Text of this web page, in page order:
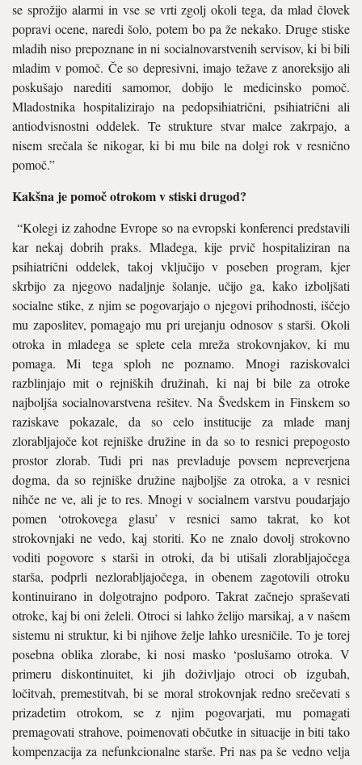
se sprožijo alarmi in vse se vrti zgolj okoli tega, da mlad človek
popra­vi ocene, naredi šolo, potem bo pa že nekako. Druge stiske
mladih niso prepoznane in ni socialnovarstvenih servisov, ki bi bili
mladim v pomoč. Če so depresivni, imajo težave z anoreksijo ali
poskušajo narediti samomor, dobijo le me­dicinsko pomoč.
Mladostnika ho­spitalizirajo na pedopsihiatrični, psihiatrični ali
antiodvisnostni od­delek. Te strukture stvar malce za­krpajo, a
nisem srečala še nikogar, ki bi mu bile na dolgi rok v resnič­no
pomoč.”
Kakšna je pomoč otrokom v stiski drugod?
“Kolegi iz zahodne Evrope so na evropski konferenci predstavili
kar nekaj dobrih praks. Mladega, kije prvič hospitaliziran na
psihiatrični oddelek, takoj vključijo v poseben program, kjer
skrbijo za njegovo nadaljnje šolanje, učijo ga, kako iz­boljšati
socialne stike, z njim se pogovarjajo o njegovi prihodno­sti, iščejo
mu zaposlitev, pomaga­jo mu pri urejanju odnosov s starši. Okoli
otroka in mladega se splete cela mreža strokovnjakov, ki mu
pomaga. Mi tega sploh ne pozna­mo. Mnogi raziskovalci
razblinjajo mit o rejniških družinah, ki naj bi bile za otroke
najboljša socialno­varstvena rešitev. Na Švedskem in Finskem so
raziskave pokazale, da so celo institucije za mlade manj
zlorabljajoče kot rejniške družine in da so to resnici prepogosto
pro­stor zlorab. Tudi pri nas prevladu­je povsem nepreverjena
dogma, da so rejniške družine najboljše za otroka, a v resnici
nihče ne ve, ali je to res. Mnogi v socialnem varstvu poudarjajo
pomen ‘otrokovega glasu’ v resnici samo takrat, ko kot
strokovnjaki ne vedo, kaj storiti. Ko ne znalo dovolj strokovno
voditi pogovore s starši in otroki, da bi utišali zlorabljajočega
starša, pod­prli nezlorabljajočega, in obenem zagotovili otroku
kontinuirano in dolgotrajno podporo. Takrat zač­nejo spraševati
otroke, kaj bi oni želeli. Otroci si lahko želijo marsikaj, a v našem
sistemu ni struktur, ki bi njihove želje lahko uresničile. To je torej
posebna oblika zlorabe, ki nosi masko ‘poslušamo otroka. V
primeru diskontinuitet, ki jih do­življajo otroci ob izgubah,
ločitvah, premestitvah, bi se moral strokov­njak redno srečevati s
prizadetim otrokom, se z njim pogovarjati, mu pomagati
premagovati strahove, poimenovati občutke in situacije in biti tako
kompenzacija za nefunk­cionalne starše. Pri nas pa še vedno velja